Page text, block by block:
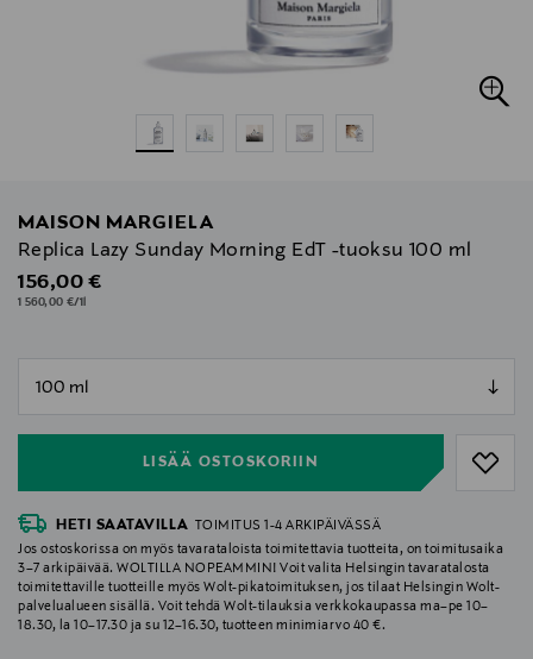
MAISON MARGIELA
Replica Lazy Sunday Morning EdT -tuoksu 100 ml
Original Price
156,00 €
1 560,00 €/1l
LISÄÄ OSTOSKORIIN
null
HETI SAATAVILLA
TOIMITUS 1-4 ARKIPÄIVÄSSÄ
Jos ostoskorissa on myös tavarataloista toimitettavia tuotteita, on toimitusaika
3–7 arkipäivää. WOLTILLA NOPEAMMIN! Voit valita Helsingin tavaratalosta
toimitettaville tuotteille myös Wolt-pikatoimituksen, jos tilaat Helsingin Wolt-
palvelualueen sisällä. Voit tehdä Wolt-tilauksia verkkokaupassa ma–pe 10–
18.30, la 10–17.30 ja su 12–16.30, tuotteen minimiarvo 40 €.